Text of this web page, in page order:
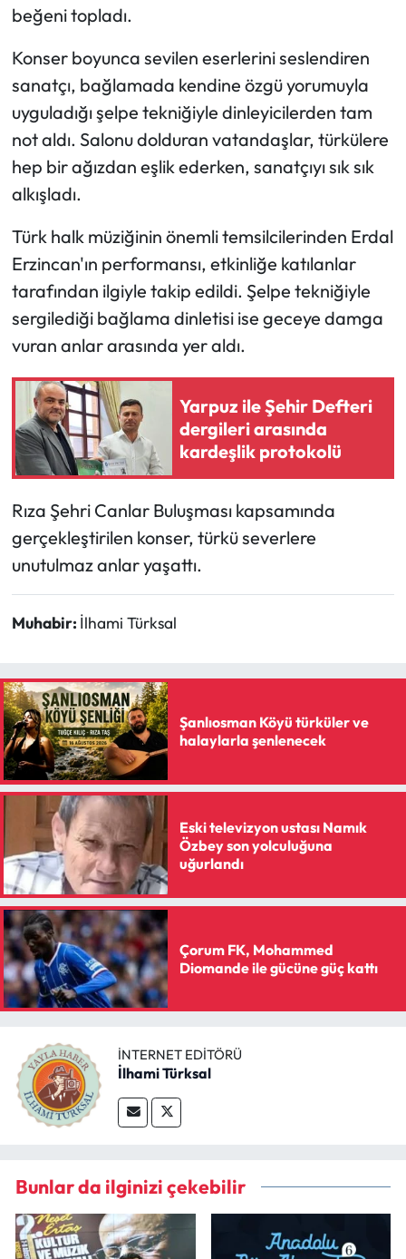
beğeni topladı.
Konser boyunca sevilen eserlerini seslendiren
sanatçı, bağlamada kendine özgü yorumuyla
uyguladığı şelpe tekniğiyle dinleyicilerden tam
not aldı. Salonu dolduran vatandaşlar, türkülere
hep bir ağızdan eşlik ederken, sanatçıyı sık sık
alkışladı.
Türk halk müziğinin önemli temsilcilerinden Erdal
Erzincan'ın performansı, etkinliğe katılanlar
tarafından ilgiyle takip edildi. Şelpe tekniğiyle
sergilediği bağlama dinletisi ise geceye damga
vuran anlar arasında yer aldı.
Yarpuz ile Şehir Defteri
dergileri arasında
kardeşlik protokolü
Rıza Şehri Canlar Buluşması kapsamında
gerçekleştirilen konser, türkü severlere
unutulmaz anlar yaşattı.
Muhabir: İlhami Türksal
Şanlıosman Köyü türküler ve
halaylarla şenlenecek
Eski televizyon ustası Namık
Özbey son yolculuğuna
uğurlandı
Çorum FK, Mohammed
Diomande ile gücüne güç kattı
İNTERNET EDITÖRÜ
İlhami Türksal
Bunlar da ilginizi çekebilir
Mecitözü Haberleri
Oğuzlar Haberleri
Ortaköy Haberleri
Otomotiv
Resmi İlan
Sağlık
Siyaset
Sungurlu Haberleri
Turizm
Yaşam
Yayla Haber
Yemek Tarifleri
Yerel Haberler